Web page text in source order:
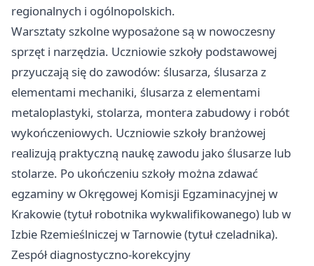
regionalnych i ogólnopolskich.
Warsztaty szkolne wyposażone są w nowoczesny
sprzęt i narzędzia. Uczniowie szkoły podstawowej
przyuczają się do zawodów: ślusarza, ślusarza z
elementami mechaniki, ślusarza z elementami
metaloplastyki, stolarza, montera zabudowy i robót
wykończeniowych. Uczniowie szkoły branżowej
realizują praktyczną naukę zawodu jako ślusarze lub
stolarze. Po ukończeniu szkoły można zdawać
egzaminy w Okręgowej Komisji Egzaminacyjnej w
Krakowie (tytuł robotnika wykwalifikowanego) lub w
Izbie Rzemieślniczej w Tarnowie (tytuł czeladnika).
Zespół diagnostyczno-korekcyjny